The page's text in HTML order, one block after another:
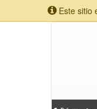
Este sitio